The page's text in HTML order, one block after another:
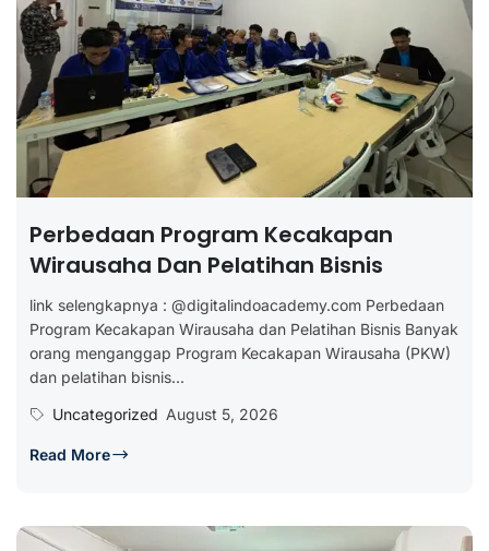
Perbedaan Program Kecakapan
Wirausaha Dan Pelatihan Bisnis
link selengkapnya : @digitalindoacademy.com Perbedaan
Program Kecakapan Wirausaha dan Pelatihan Bisnis Banyak
orang menganggap Program Kecakapan Wirausaha (PKW)
dan pelatihan bisnis...
Uncategorized August 5, 2026
Read More